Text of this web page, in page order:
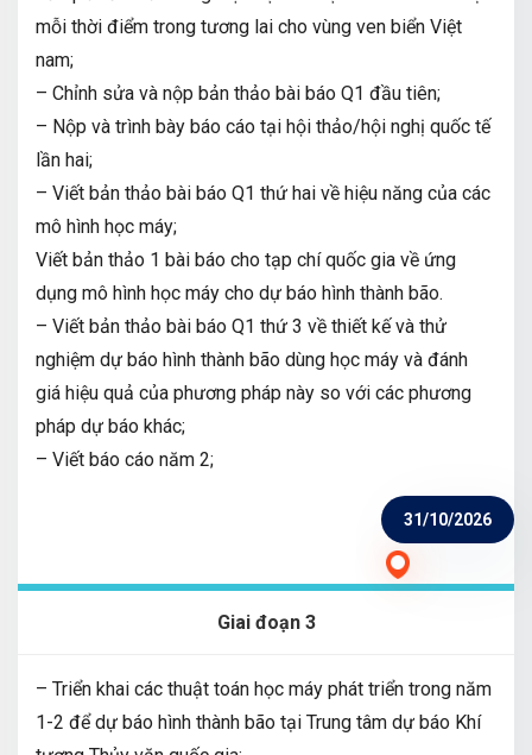
mỗi thời điểm trong tương lai cho vùng ven biển Việt
nam;
– Chỉnh sửa và nộp bản thảo bài báo Q1 đầu tiên;
– Nộp và trình bày báo cáo tại hội thảo/hội nghị quốc tế
lần hai;
– Viết bản thảo bài báo Q1 thứ hai về hiệu năng của các
mô hình học máy;
Viết bản thảo 1 bài báo cho tạp chí quốc gia về ứng
dụng mô hình học máy cho dự báo hình thành bão.
– Viết bản thảo bài báo Q1 thứ 3 về thiết kế và thử
nghiệm dự báo hình thành bão dùng học máy và đánh
giá hiệu quả của phương pháp này so với các phương
pháp dự báo khác;
– Viết báo cáo năm 2;
31/10/2026
Giai đoạn 3
– Triển khai các thuật toán học máy phát triển trong năm
1-2 để dự báo hình thành bão tại Trung tâm dự báo Khí